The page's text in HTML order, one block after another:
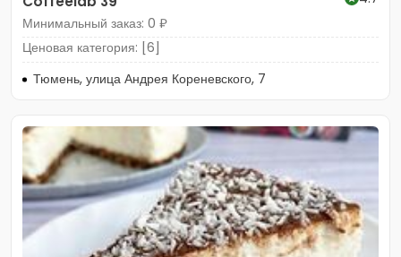
Минимальный заказ: 0 ₽
Ценовая категория: [6]
Тюмень, улица Андрея Кореневского, 7